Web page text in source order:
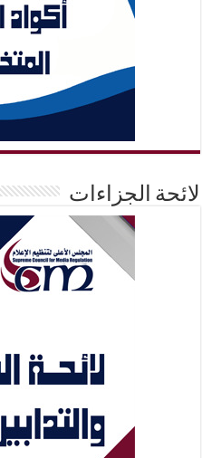
لائحة الجزاءات